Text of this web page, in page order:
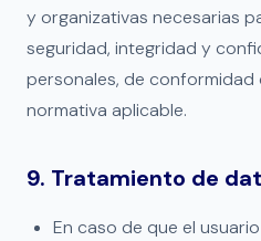
y organizativas necesarias
seguridad, integridad y
personales, de conformidad
normativa aplicable.
9. Tratamiento de
En caso de que el